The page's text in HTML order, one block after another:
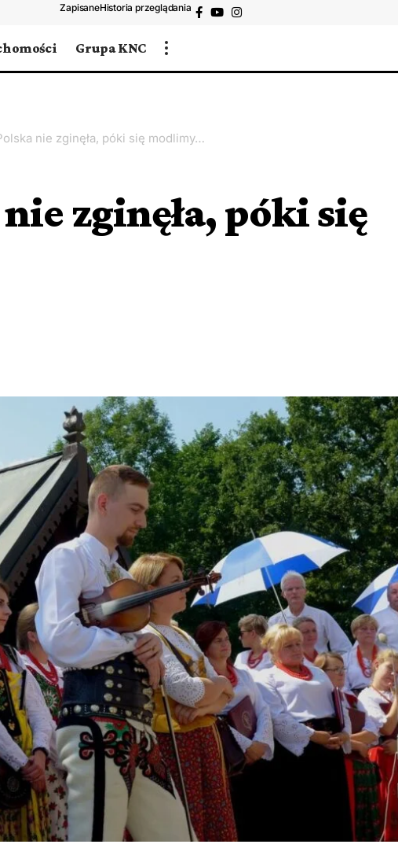
ZapisaneHistoria przeglądania
Grupa KNC
nie zginęła, póki się modlimy…
zginęła, póki się